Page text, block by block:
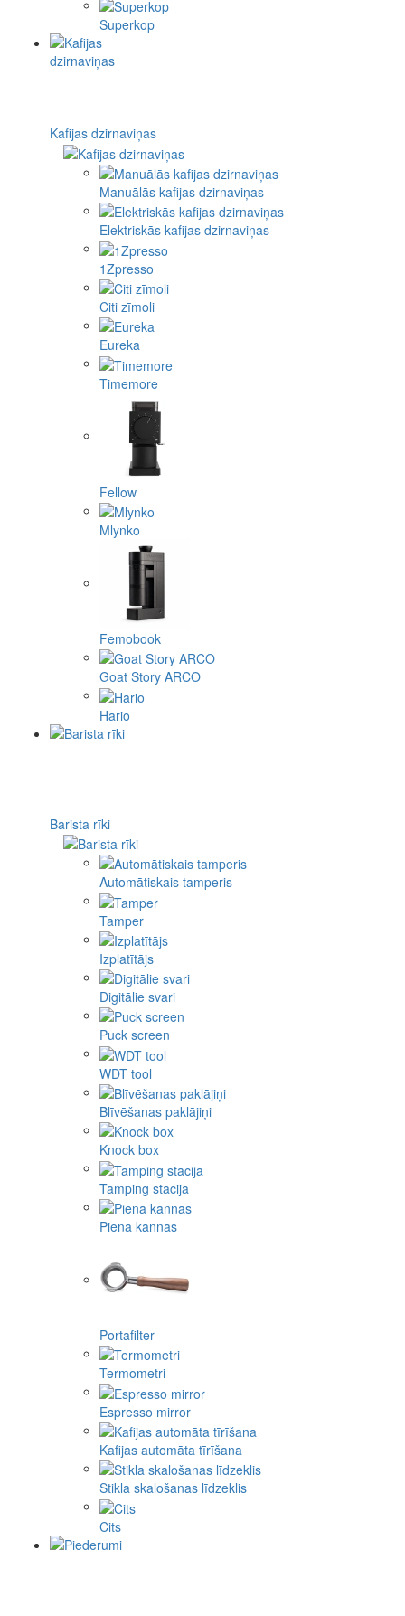
Superkop
Kafijas dzirnaviņas
Manuālās kafijas dzirnaviņas
Elektriskās kafijas dzirnaviņas
1Zpresso
Citi zīmoli
Eureka
Timemore
Fellow
Mlynko
Femobook
Goat Story ARCO
Hario
Barista rīki
Automātiskais tamperis
Tamper
Izplatītājs
Digitālie svari
Puck screen
WDT tool
Blīvēšanas paklājiņi
Knock box
Tamping stacija
Piena kannas
Portafilter
Termometri
Espresso mirror
Kafijas automāta tīrīšana
Stikla skalošanas līdzeklis
Cits